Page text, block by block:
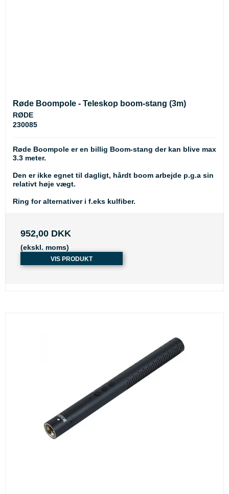
Røde Boompole - Teleskop boom-stang (3m)
RØDE
230085
Røde Boompole er en billig Boom-stang der kan blive max
3.3 meter.
Den er ikke egnet til dagligt, hårdt boom arbejde p.g.a sin
relativt høje vægt.
Ring for alternativer i f.eks kulfiber.
952,00 DKK
(ekskl. moms)
VIS PRODUKT